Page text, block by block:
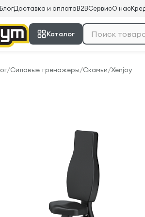
БлогДоставка и оплатаB2BСервисО нас
Каталог
/Силовые тренажеры/Скамьи/Xenjoy